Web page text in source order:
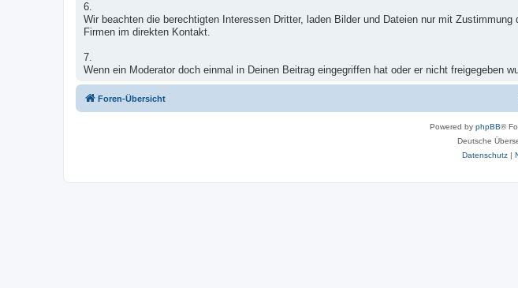
6.
Wir beachten die berechtigten Interessen Dritter, laden Bilder und Dateien nur mit
Firmen im direkten Kontakt.
7.
Wenn ein Moderator doch einmal in Deinen Beitrag eingegriffen hat oder er nicht freigegeben
Foren-Übersicht
Powered by phpBB®
Deutsche
Datenschutz|